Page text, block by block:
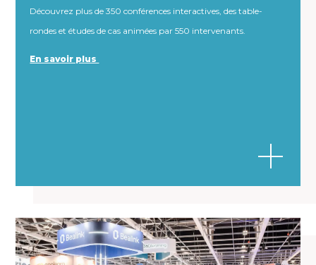
Découvrez plus de 350 conférences interactives, des table-
rondes et études de cas animées par 550 intervenants.
En savoir plus